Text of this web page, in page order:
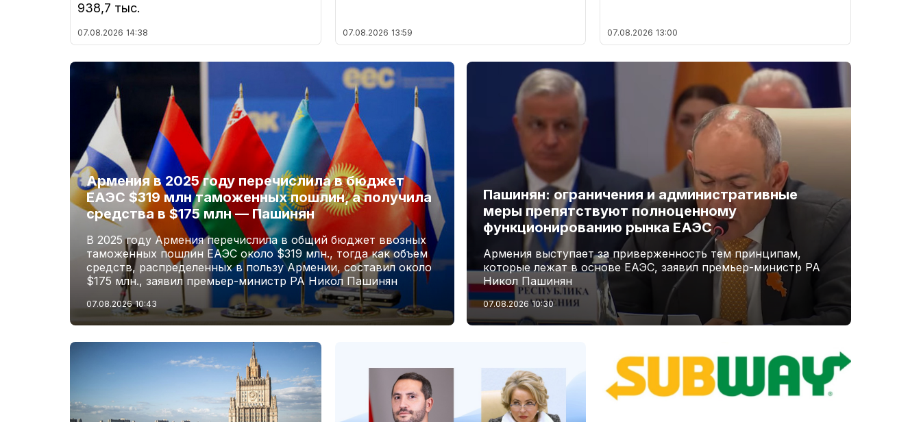
938,7 тыс.
07.08.2026 14:38 07.08.2026 13:59 07.08.2026 13:00
Армения в 2025 году перечислила в бюджет
ЕАЭС $319 млн таможенных пошлин, а получила
средства в $175 млн — Пашинян
В 2025 году Армения перечислила в общий бюджет ввозных
таможенных пошлин ЕАЭС около $319 млн., тогда как объем
средств, распределенных в пользу Армении, составил около
$175 млн., заявил премьер-министр РА Никол Пашинян
07.08.2026 10:43
Пашинян: ограничения и административные
меры препятствуют полноценному
функционированию рынка ЕАЭС
Армения выступает за приверженность тем принципам,
которые лежат в основе ЕАЭС, заявил премьер-министр РА
Никол Пашинян
07.08.2026 10:30